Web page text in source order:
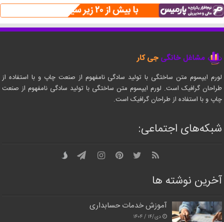
لورم ایپسوم متن ساختگی با تولید سادگی نامفهوم از صنعت چاپ و با استفاده از
طراحان گرافیک است. لورم ایپسوم متن ساختگی با تولید سادگی نامفهوم از صنعت
چاپ و با استفاده از طراحان گرافیک است.
شبکه‌های اجتماعی:
آخرین نوشته ها
آموزش خدمات حسابداری
دی/۱۴ / ۱۴۰۴